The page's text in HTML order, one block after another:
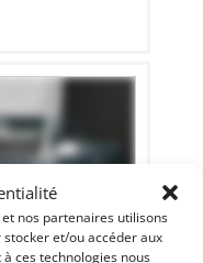
nos partenaires utilisons
et/ou accéder aux
ces technologies nous